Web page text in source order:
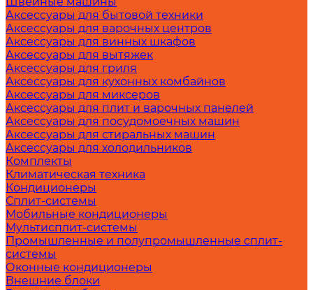
Аксессуары для бытовой техники
Аксессуары для варочных центров
Аксессуары для винных шкафов
Аксессуары для вытяжек
Аксессуары для гриля
Аксессуары для кухонных комбайнов
Аксессуары для миксеров
Аксессуары для плит и варочных панелей
Аксессуары для посудомоечных машин
Аксессуары для стиральных машин
Аксессуары для холодильников
Комплекты
Климатическая техника
Кондиционеры
Сплит-системы
Мобильные кондиционеры
Мультисплит-системы
Промышленные и полупромышленные сплит-
системы
Оконные кондиционеры
Внешние блоки